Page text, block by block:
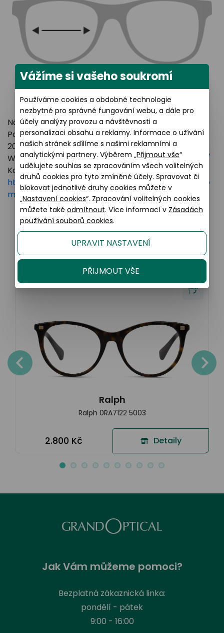
Název výrobce: LUXOTTICA GROUP
Poštovní adresa: Piazzale Luigi Cadorna 3 Milano,
20123 Italy
Webové stránky:https://www.essilorluxottica.com/
Kontakt:
https://www.essilorluxottica.com/en/brands/custo
mer-care
Podobné produkty
Ralph
Ralph 0RA7122 5003
2.800 Kč Detaily
Jak Vám můžeme pomoci?
Bezplatná zákaznická linka:
pondělí - pátek
9:00 - 16:00
Vážíme si vašeho soukromí
Používáme cookies a obdobné technologie
nezbytné pro správné fungování webu, a dále pro
účely analýzy provozu a návštěvnosti a
personalizaci obsahu a reklamy. Informace o užívání
našich stránek sdílíme s našimi reklamními a
analytickými partnery. Výběrem „Přijmout vše“
udělujete souhlas se zpracováním všech volitelných
druhů cookies pro tyto zmíněné účely. Spravovat či
blokovat jednotlivé druhy cookies můžete v
„Nastavení cookies“. Zpracování volitelných cookies
můžete také odmítnout. Více informací v Zásadách
používání souborů cookies.
UPRAVIT NASTAVENÍ
PŘIJMOUT VŠE